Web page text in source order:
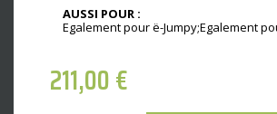
AUSSI POUR :
Egalement pour ë-Jumpy;Egalement
211,00€